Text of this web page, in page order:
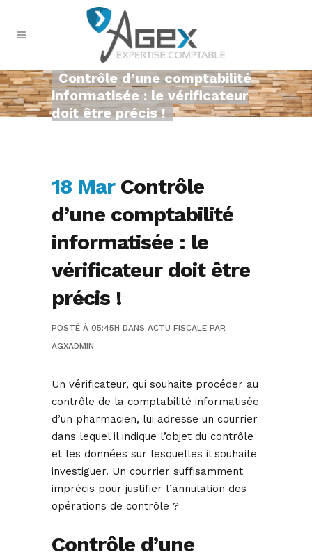
Contrôle d’une comptabilité
informatisée : le vérificateur
doit être précis !
18 MarContrôle
d’une comptabilité
informatisée : le
vérificateur doit être
précis !
POSTÉ À 05:45H DANS ACTU FISCALE PAR
AGXADMIN
Un vérificateur, qui souhaite procéder au
contrôle de la comptabilité informatisée
d’un pharmacien, lui adresse un courrier
dans lequel il indique l’objet du contrôle
et les données sur lesquelles il souhaite
investiguer. Un courrier suffisamment
imprécis pour justifier l’annulation des
opérations de contrôle ?
Contrôle d’une